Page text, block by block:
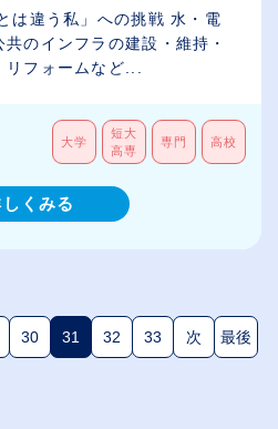
は違う私」への挑戦 水・電
のインフラの建設・維持・
リフォームなど...
大学
短大
高専
専門 高校
くみる
30 31(現在のページ)
32 33 次 最後